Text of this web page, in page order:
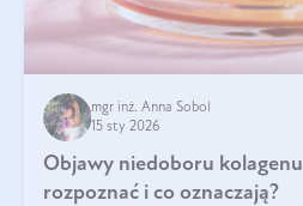
mgr inż. Anna Sobol
15 sty 2026
Objawy niedoboru
rozpoznać i co oznaczają?